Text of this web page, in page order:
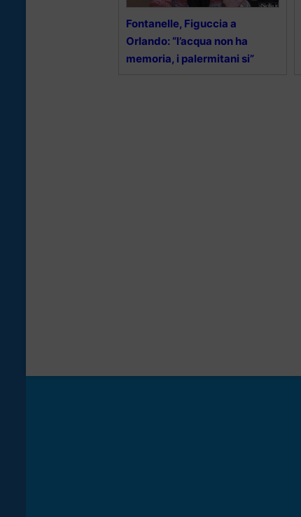
Fontanelle, Figuccia a
Orlando: “l’acqua non ha
memoria, i palermitani si”